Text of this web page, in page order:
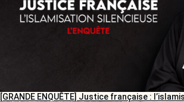
[GRANDE ENQUÊTE] Justice française :